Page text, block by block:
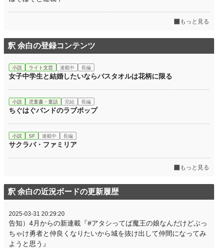
もっと見る
釈 余白の登録コンテンツ
小説 ライト文芸 連載中 長編
女子中学生と結婚したいならバスタオルは花柄に限る
小説 児童書・童話 完結 長編
ちぐはぐバンドのラブポップ
小説 SF 連載中 長編
サクラバ・ファミリア
もっと見る
釈 余白の近況ボードの更新履歴
2025-03-31 20:29:20
告知）4月からの新連載『#アタシってば魔王の娘なんだけどぶっ
ちゃけ勇者と仲良くなりたいから城を抜け出して仲間になってみ
ようと思う』